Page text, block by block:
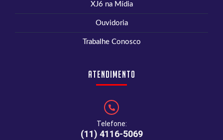
XJ6 na Mídia
Ouvidoria
Trabalhe Conosco
Atendimento
Telefone:
(11) 4116-5069